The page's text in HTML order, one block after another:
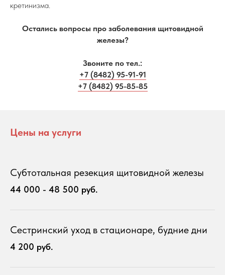
кретинизма.
Остались вопросы про заболевания щитовидной
железы?
Звоните по тел.:
+7 (8482) 95-91-91
+7 (8482) 95-85-85
Цены на услуги
Субтотальная резекция щитовидной железы
44 000 - 48 500 руб.
Сестринский уход в стационаре, будние дни
4 200 руб.